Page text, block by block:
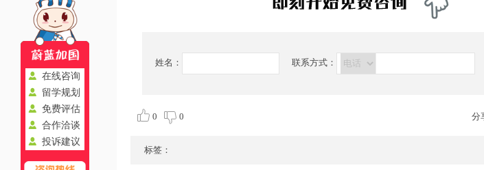
姓名： 联系方式：
0 0 分
标签：
在线咨询
留学规划
免费评估
合作洽谈
投诉建议